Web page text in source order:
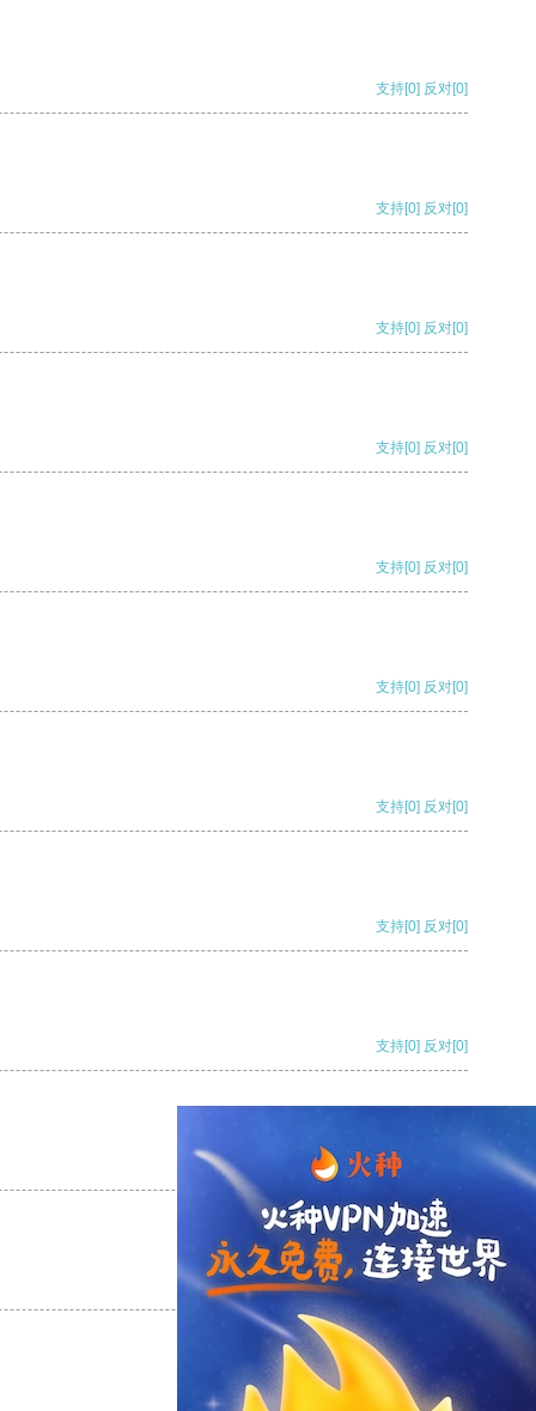
支持[0] 反对[0]
支持[0] 反对[0]
支持[0] 反对[0]
支持[0] 反对[0]
支持[0] 反对[0]
支持[0] 反对[0]
支持[0] 反对[0]
支持[0] 反对[0]
支持[0] 反对[0]
支持
支持 [0] 反对